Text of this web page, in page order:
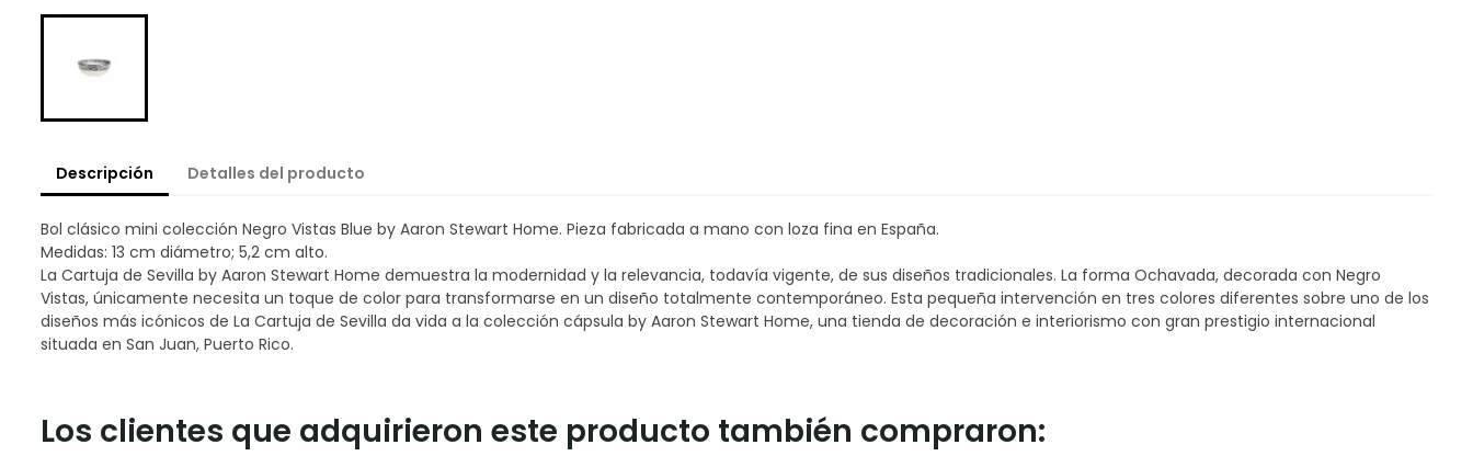
Descripción Detalles del producto
Bol clásico mini colección Negro Vistas Blue by Aaron Stewart Home. Pieza fabricada a mano con loza fina en España.
Medidas: 13 cm diámetro; 5,2 cm alto.
La Cartuja de Sevilla by Aaron Stewart Home demuestra la modernidad y la relevancia, todavía vigente, de sus diseños tradicionales. La forma Ochavada, decorada con Negro
Vistas, únicamente necesita un toque de color para transformarse en un diseño totalmente contemporáneo. Esta pequeña intervención en tres colores diferentes sobre uno de los
diseños más icónicos de La Cartuja de Sevilla da vida a la colección cápsula by Aaron Stewart Home, una tienda de decoración e interiorismo con gran prestigio internacional
situada en San Juan, Puerto Rico.
Los clientes que adquirieron este producto también compraron: